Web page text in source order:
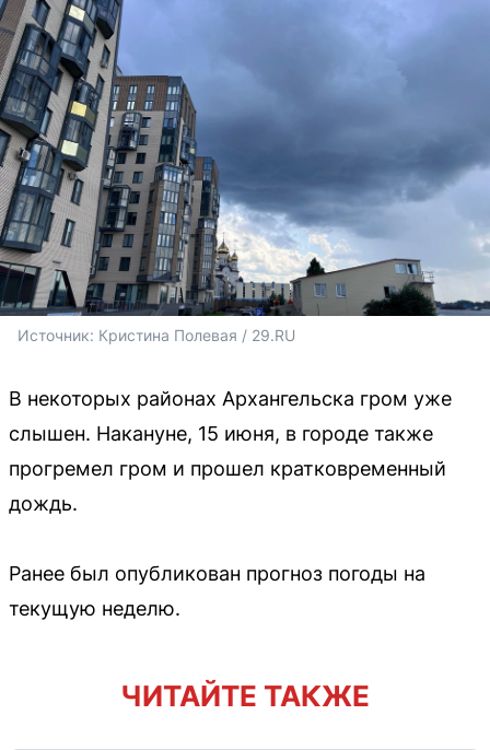
Источник: Кристина Полевая / 29.RU
В некоторых районах Архангельска гром уже
слышен. Накануне, 15 июня, в городе также
прогремел гром и прошел кратковременный
дождь.
Ранее был опубликован прогноз погоды на
текущую неделю.
ЧИТАЙТЕ ТАКЖЕ